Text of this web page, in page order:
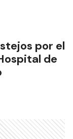
por el
de